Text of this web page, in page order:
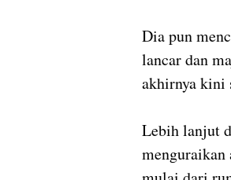
Dia pun
lancar dan
akhirnya kini
Lebih lanjut
menguraikan